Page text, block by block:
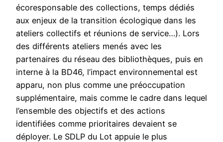
écoresponsable des collections, temps dédiés
aux enjeux de la transition écologique dans les
ateliers collectifs et réunions de service…). Lors
des différents ateliers menés avec les
partenaires du réseau des bibliothèques, puis en
interne à la BD46, l’impact environnemental est
apparu, non plus comme une préoccupation
supplémentaire, mais comme le cadre dans lequel
l’ensemble des objectifs et des actions
identifiées comme prioritaires devaient se
déployer. Le SDLP du Lot appuie le plus